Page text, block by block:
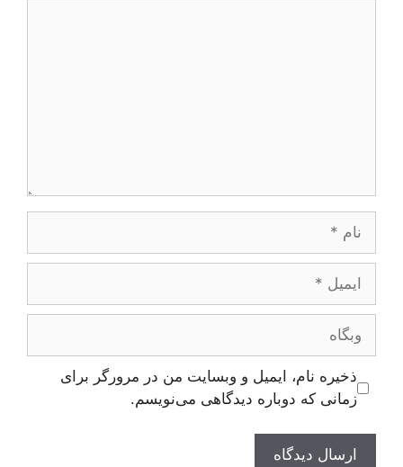
ایمیل
وبگاه
ذخیره نام، ایمیل و وبسایت من در مرورگر برای
زمانی که دوباره دیدگاهی می‌نویسم.